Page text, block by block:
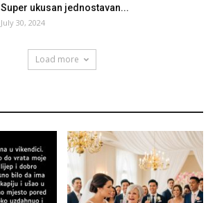
Super ukusan jednostavan...
July 30, 2024
Load more